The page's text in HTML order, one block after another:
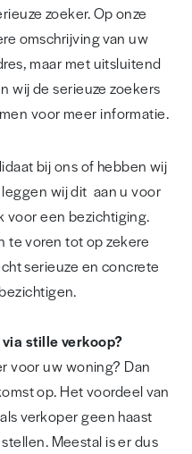
zoeker. Op onze
omschrijving van uw
maar met uitsluitend
wij de serieuze zoekers
voor meer informatie.
bij ons of hebben wij
wij dit aan u voor
voor een bezichtiging.
te voren tot op zekere
serieuze en concrete
stille verkoop?
voor uw woning? Dan
op. Het voordeel van
verkoper geen haast
Meestal is er dus